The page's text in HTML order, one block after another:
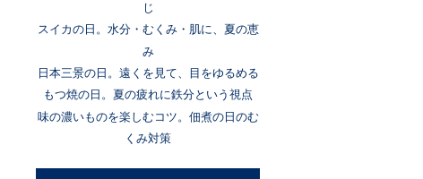
じ
スイカの日。水分・むくみ・肌に、夏の恵
み
日本三景の日。遠くを見て、目をゆるめる
もつ焼の日。夏の疲れに鉄分という視点
味の濃いものを楽しむコツ。佃煮の日のむ
くみ対策